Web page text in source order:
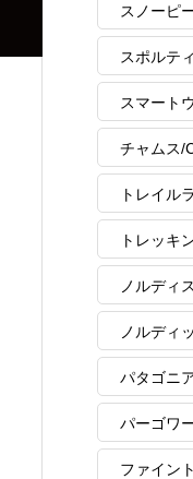
スノーピ
スポルテ
スマート
チャムス/
トレイル
トレッキ
ノルディ
ノルディ
パタゴニ
パーゴワ
ファイン